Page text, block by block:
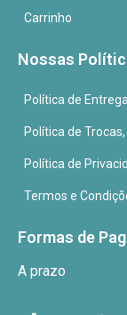
Carrinho
Nossas
Política de
Política de
Política de
Termos e
Formas de
A prazo